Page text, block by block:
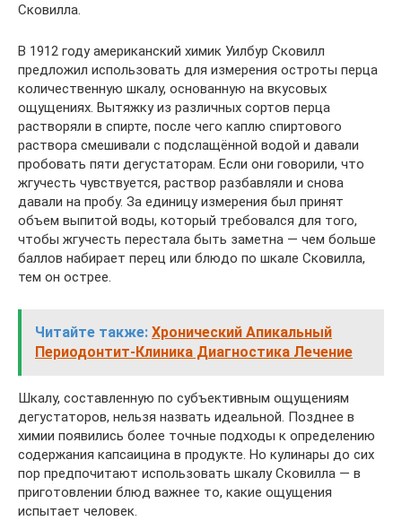
Сковилла.
В 1912 году американский химик Уилбур Сковилл
предложил использовать для измерения остроты перца
количественную шкалу, основанную на вкусовых
ощущениях. Вытяжку из различных сортов перца
растворяли в спирте, после чего каплю спиртового
раствора смешивали с подслащённой водой и давали
пробовать пяти дегустаторам. Если они говорили, что
жгучесть чувствуется, раствор разбавляли и снова
давали на пробу. За единицу измерения был принят
объем выпитой воды, который требовался для того,
чтобы жгучесть перестала быть заметна — чем больше
баллов набирает перец или блюдо по шкале Сковилла,
тем он острее.
Читайте также: Хронический Апикальный
Периодонтит-Клиника Диагностика Лечение
Шкалу, составленную по субъективным ощущениям
дегустаторов, нельзя назвать идеальной. Позднее в
химии появились более точные подходы к определению
содержания капсаицина в продукте. Но кулинары до сих
пор предпочитают использовать шкалу Сковилла — в
приготовлении блюд важнее то, какие ощущения
испытает человек.